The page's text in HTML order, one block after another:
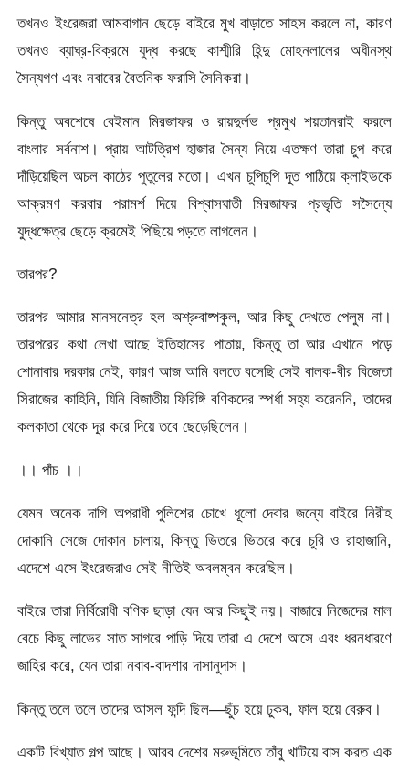
তখনও ইংরেজরা আমবাগান ছেড়ে বাইরে মুখ বাড়াতে সাহস করলে না, কারণ
তখনও ব্যাঘ্র-বিক্রমে যুদ্ধ করছে কাশ্মীরি হিন্দু মোহনলালের অধীনস্থ
সৈন্যগণ এবং নবাবের বৈতনিক ফরাসি সৈনিকরা।
কিন্তু অবশেষে বেইমান মিরজাফর ও রায়দুর্লভ প্রমুখ শয়তানরাই করলে
বাংলার সর্বনাশ। প্রায় আটত্রিশ হাজার সৈন্য নিয়ে এতক্ষণ তারা চুপ করে
দাঁড়িয়েছিল অচল কাঠের পুতুলের মতো। এখন চুপিচুপি দূত পাঠিয়ে ক্লাইভকে
আক্রমণ করবার পরামর্শ দিয়ে বিশ্বাসঘাতী মিরজাফর প্রভৃতি সসৈন্যে
যুদ্ধক্ষেত্র ছেড়ে ক্রমেই পিছিয়ে পড়তে লাগলেন।
তারপর?
তারপর আমার মানসনেত্র হল অশ্রুবাষ্পকুল, আর কিছু দেখতে পেলুম না।
তারপরের কথা লেখা আছে ইতিহাসের পাতায়, কিন্তু তা আর এখানে পড়ে
শোনাবার দরকার নেই, কারণ আজ আমি বলতে বসেছি সেই বালক-বীর বিজেতা
সিরাজের কাহিনি, যিনি বিজাতীয় ফিরিঙ্গি বণিকদের স্পর্ধা সহ্য করেননি, তাদের
কলকাতা থেকে দূর করে দিয়ে তবে ছেড়েছিলেন।
।। পাঁচ ।।
যেমন অনেক দাগি অপরাধী পুলিশের চোখে ধূলো দেবার জন্যে বাইরে নিরীহ
দোকানি সেজে দোকান চালায়, কিন্তু ভিতরে ভিতরে করে চুরি ও রাহাজানি,
এদেশে এসে ইংরেজরাও সেই নীতিই অবলম্বন করেছিল।
বাইরে তারা নির্বিরোধী বণিক ছাড়া যেন আর কিছুই নয়। বাজারে নিজেদের মাল
বেচে কিছু লাভের সাত সাগরে পাড়ি দিয়ে তারা এ দেশে আসে এবং ধরনধারণে
জাহির করে, যেন তারা নবাব-বাদশার দাসানুদাস।
কিন্তু তলে তলে তাদের আসল ফন্দি ছিল—ছুঁচ হয়ে ঢুকব, ফাল হয়ে বেরুব।
একটি বিখ্যাত গল্প আছে। আরব দেশের মরুভূমিতে তাঁবু খাটিয়ে বাস করত এক